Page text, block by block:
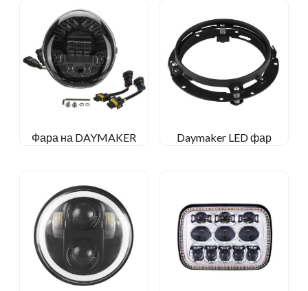
Фара на DAYMAKER Daymaker LED фар